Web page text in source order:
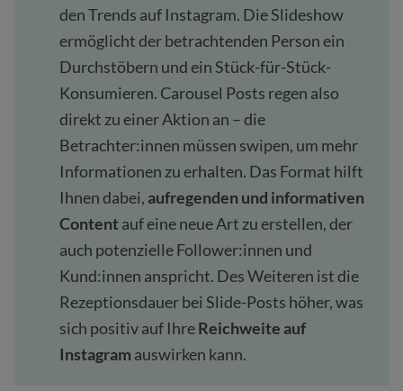
den Trends auf Instagram. Die Slideshow
ermöglicht der betrachtenden Person ein
Durchstöbern und ein Stück-für-Stück-
Konsumieren. Carousel Posts regen also
direkt zu einer Aktion an – die
Betrachter:innen müssen swipen, um mehr
Informationen zu erhalten. Das Format hilft
Ihnen dabei, aufregenden und informativen
Contentauf eine neue Art zu erstellen, der
auch potenzielle Follower:innen und
Kund:innen anspricht. Des Weiteren ist die
Rezeptionsdauer bei Slide-Posts höher, was
sich positiv auf IhreReichweite auf
Instagram auswirken kann.